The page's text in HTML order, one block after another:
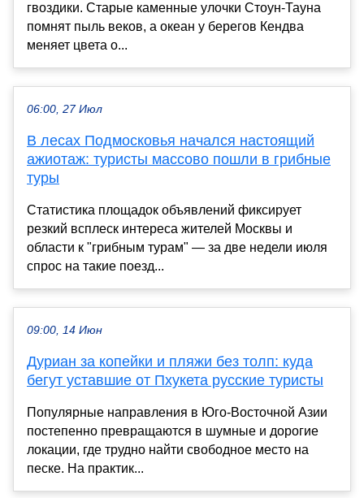
гвоздики. Старые каменные улочки Стоун-Тауна
помнят пыль веков, а океан у берегов Кендва
меняет цвета о...
06:00, 27 Июл
В лесах Подмосковья начался настоящий
ажиотаж: туристы массово пошли в грибные
туры
Статистика площадок объявлений фиксирует
резкий всплеск интереса жителей Москвы и
области к "грибным турам" — за две недели июля
спрос на такие поезд...
09:00, 14 Июн
Дуриан за копейки и пляжи без толп: куда
бегут уставшие от Пхукета русские туристы
Популярные направления в Юго-Восточной Азии
постепенно превращаются в шумные и дорогие
локации, где трудно найти свободное место на
песке. На практик...